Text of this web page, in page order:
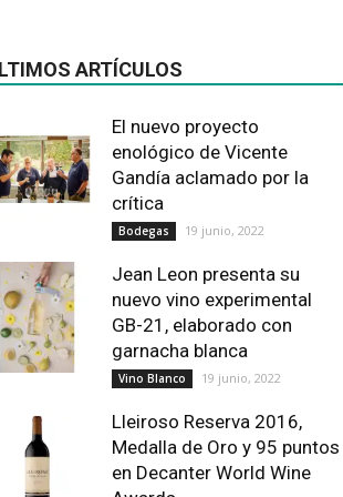
ARTÍCULOS
El nuevo proyecto
enológico de Vicente
Gandía aclamado por la
crítica
Bodegas 19 junio, 2022
Jean Leon presenta su
nuevo vino experimental
GB-21, elaborado con
garnacha blanca
Vino Blanco 19 junio, 2022
Lleiroso Reserva 2016,
Medalla de Oro y 95 puntos
en Decanter World Wine